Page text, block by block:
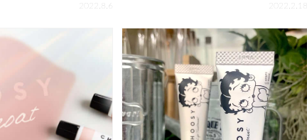
2022.8.6 2022.2.18